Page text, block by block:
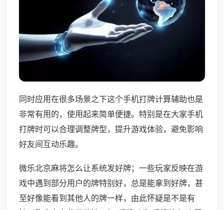
同时应用在很多场景之下这个手机打牌计算辅助也是
非常有用的，使用起来简单便捷。特别是在大家手机
打牌时可以合理调整牌型，提升游戏体验，避免影响
好友间互动乐趣。
微乐北京麻将怎么让系统发好牌；一些玩家反映在游
戏中遇到部分用户的牌特别好，总是能拿到好牌，甚
至好像能看到其他人的牌一样，由此怀疑是不是有